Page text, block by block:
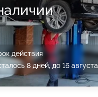
действия
8 дней, до 16 августа